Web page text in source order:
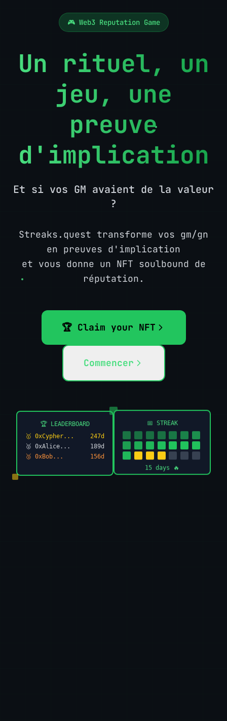
🎮 Web3 Reputation Game
Un rituel, un
jeu, une
preuve
d'implication
Et si vos GM avaient de la valeur
?
Streaks.quest transforme vos gm/gn
en preuves d'implication
et vous donne un NFT soulbound de
réputation.
🏆 Claim your NFT
Commencer
🏆 LEADERBOARD
🥇 0xCypher...
247d
🥈 0xAlice...
189d
🥉 0xBob...
156d
📅 STREAK
15 days 🔥